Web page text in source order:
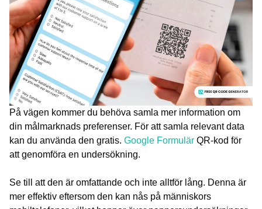
På vägen kommer du behöva samla mer information om
din målmarknads preferenser. För att samla relevant data
kan du använda den gratis. Google Formulär QR-kod för
att genomföra en undersökning.
Se till att den är omfattande och inte alltför lång. Denna är
mer effektiv eftersom den kan nås på människors